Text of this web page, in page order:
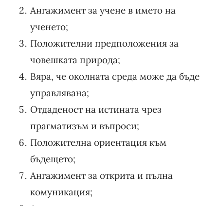
Ангажимент за учене в името на
ученето;
Положителни предположения за
човешката природа;
Вяра, че околната среда може да бъде
управлявана;
Отдаденост на истината чрез
прагматизъм и въпроси;
Положителна ориентация към
бъдещето;
Ангажимент за открита и пълна
комуникация;